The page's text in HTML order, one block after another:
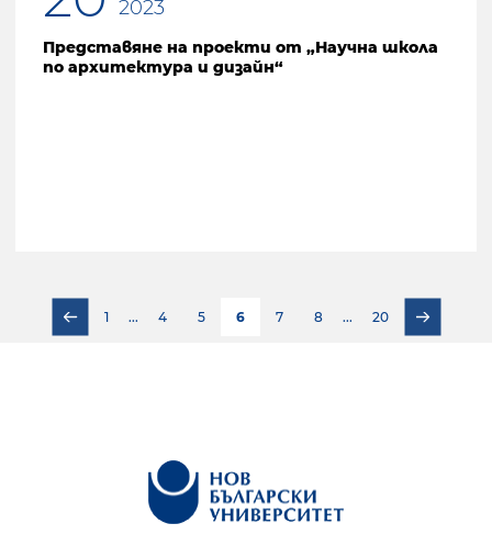
2023
Представяне на проекти от „Научна школа
по архитектура и дизайн“
1 ... 4 5 6 7 8 ... 20